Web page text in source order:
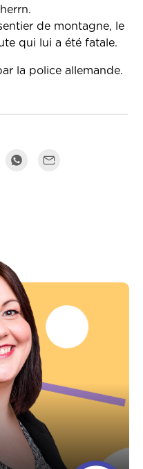
de montagne, le
qui lui a été fatale.
la police allemande.